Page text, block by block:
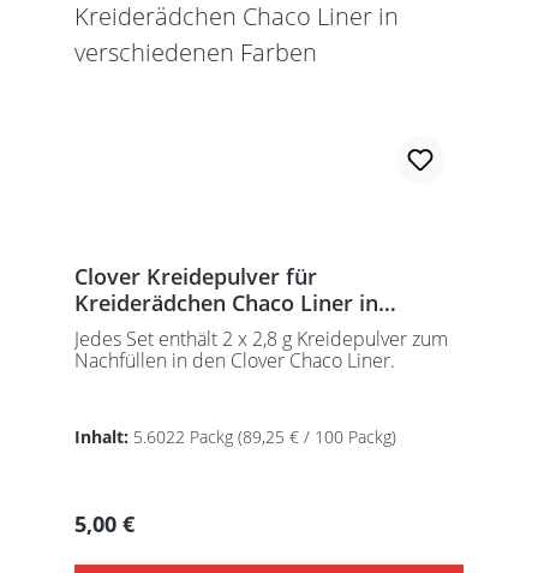
Clover Kreidepulver für
Kreiderädchen Chaco Liner in
verschiedenen Farben
Jedes Set enthält 2 x 2,8 g Kreidepulver zum
Nachfüllen in den Clover Chaco Liner.
Inhalt: 5.6022 Packg (89,25 € / 100 Packg)
Regulärer Preis:
5,00 €